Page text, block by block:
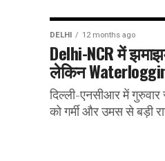
DELHI 12 months ago
Delhi-NCR में
लेकिन
दिल्ली-एनसीआर में गुरुवार
को गर्मी और उमस से बड़ी